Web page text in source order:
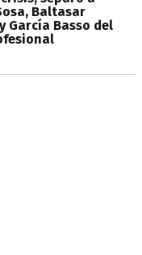
Baltasar
García Basso del